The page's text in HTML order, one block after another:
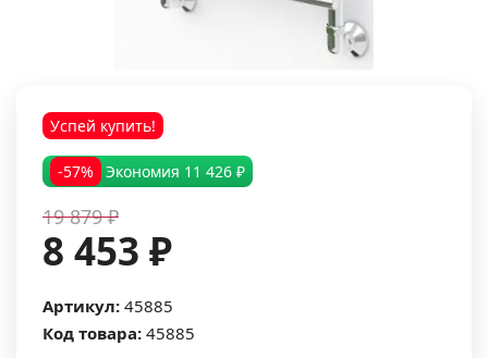
Успей купить!
-57% Экономия 11 426 ₽
19 879 ₽
8 453 ₽
Артикул: 45885
Код товара: 45885